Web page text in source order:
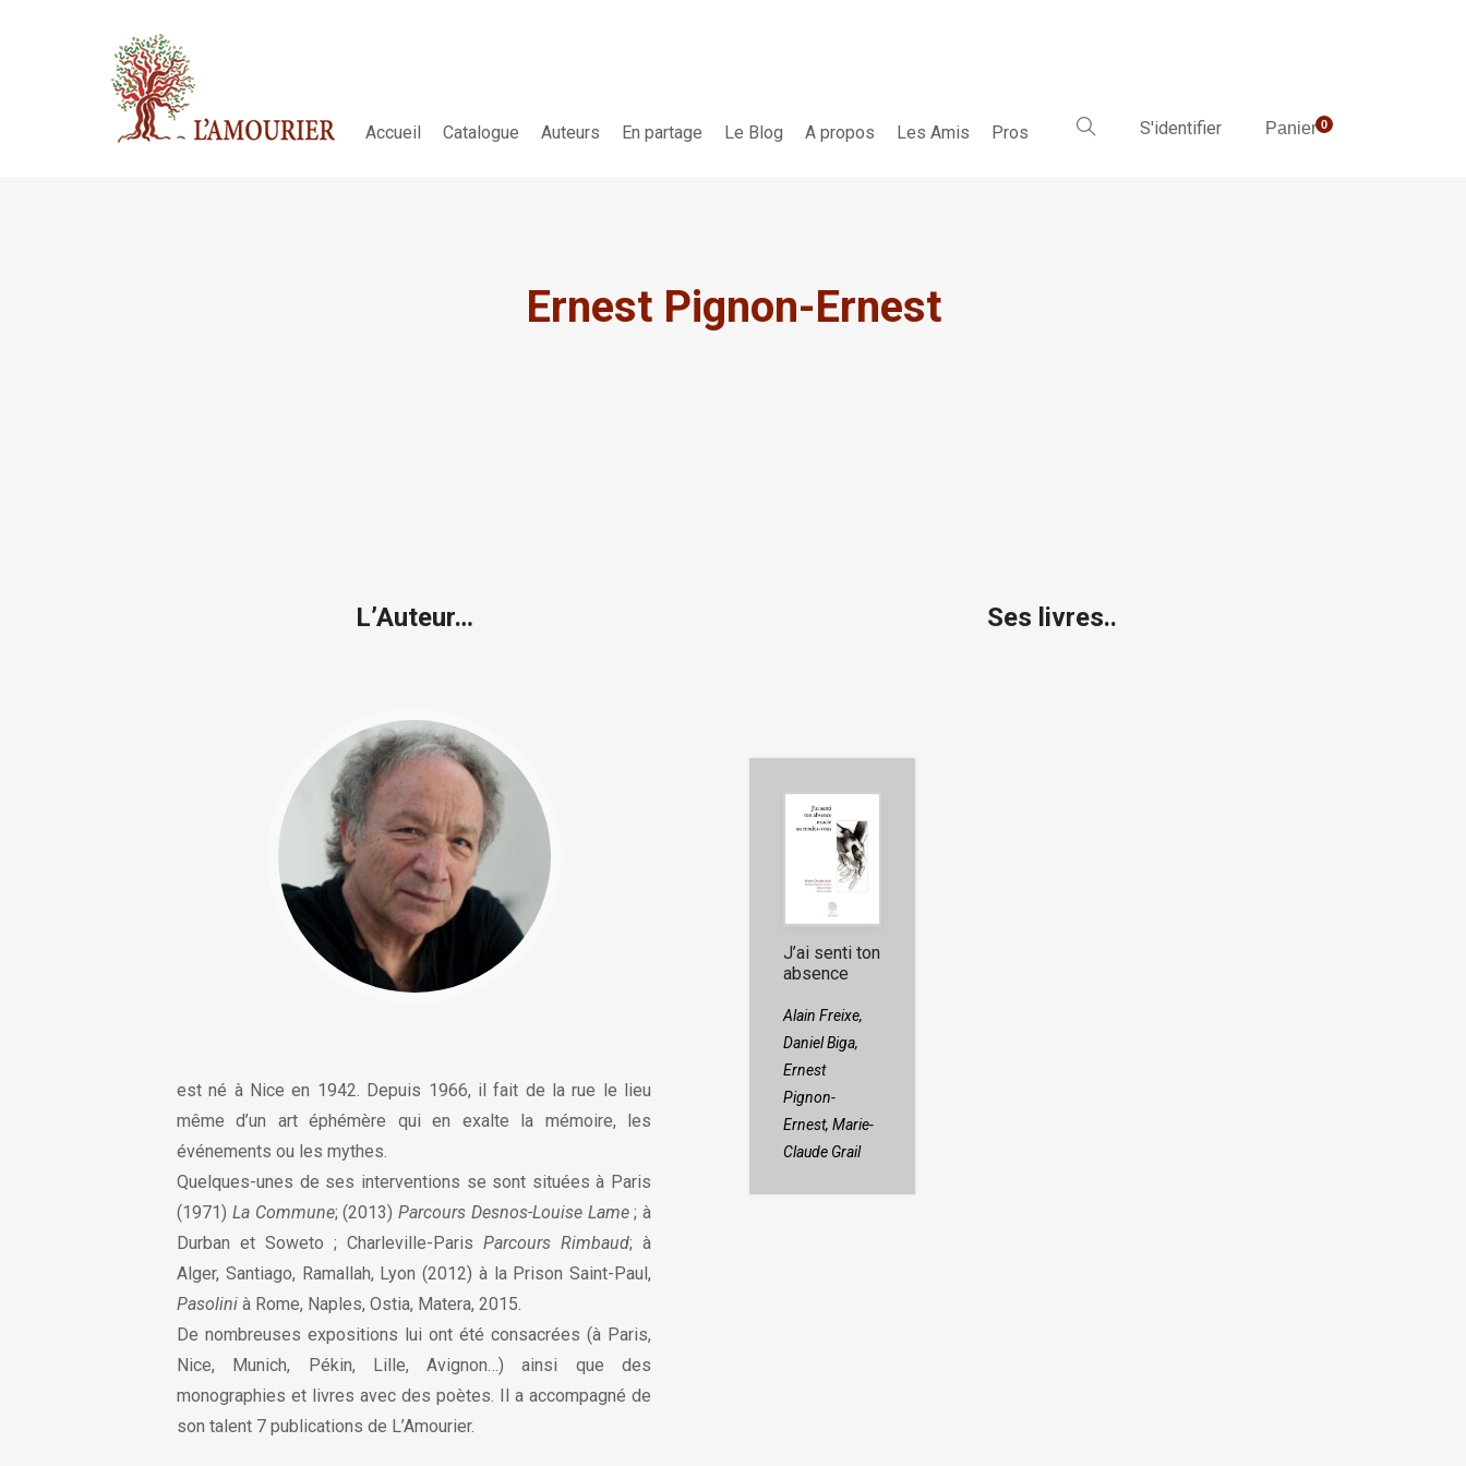
Accueil Catalogue Auteurs En partage Le Blog A propos Les Amis Pros S'identifier Panier0
Ernest Pignon-Ernest
L’Auteur…
est né à Nice en 1942. Depuis 1966, il fait de la rue le lieu
même d’un art éphémère qui en exalte la mémoire, les
événements ou les mythes.
Quelques-unes de ses interventions se sont situées à Paris
(1971) La Commune; (2013) Parcours Desnos-Louise Lame; à
Durban et Soweto ; Charleville-Paris Parcours Rimbaud; à
Alger, Santiago, Ramallah, Lyon (2012) à la Prison Saint-Paul,
Pasolini à Rome, Naples, Ostia, Matera, 2015.
De nombreuses expositions lui ont été consacrées (à Paris,
Nice, Munich, Pékin, Lille, Avignon…) ainsi que des
monographies et livres avec des poètes. Il a accompagné de
son talent 7 publications de L’Amourier.
Ses livres..
J’ai senti ton
absence
rendez-vous
Alain Freixe,
Daniel Biga,
Ernest
Pignon-
Ernest, Marie-
Claude Grail